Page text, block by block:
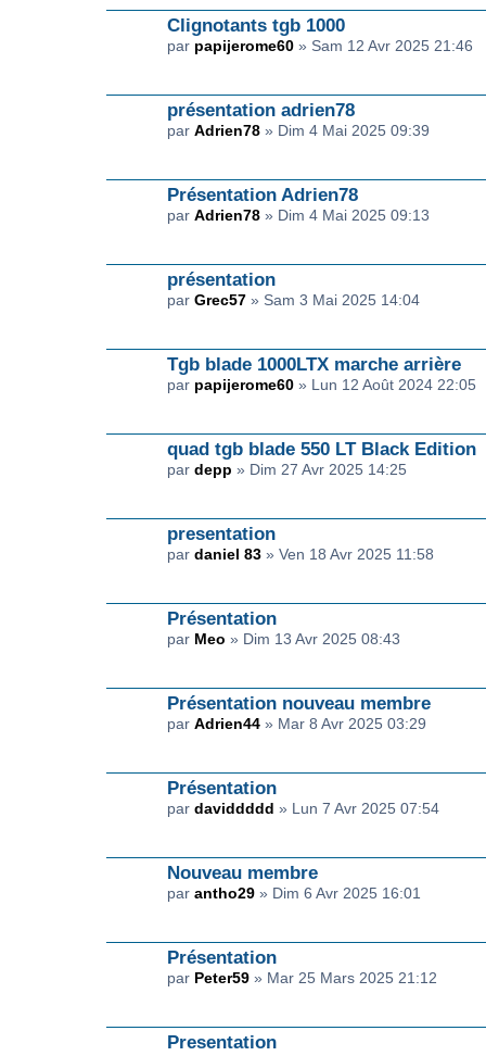
Clignotants tgb 1000
par papijerome60 » Sam 12 Avr 2025 21:46
présentation adrien78
par Adrien78 » Dim 4 Mai 2025 09:39
Présentation Adrien78
par Adrien78 » Dim 4 Mai 2025 09:13
présentation
par Grec57 » Sam 3 Mai 2025 14:04
Tgb blade 1000LTX marche arrière
par papijerome60 » Lun 12 Août 2024 22:05
quad tgb blade 550 LT Black Edition
par depp » Dim 27 Avr 2025 14:25
presentation
par daniel 83 » Ven 18 Avr 2025 11:58
Présentation
par Meo » Dim 13 Avr 2025 08:43
Présentation nouveau membre
par Adrien44 » Mar 8 Avr 2025 03:29
Présentation
par daviddddd » Lun 7 Avr 2025 07:54
Nouveau membre
par antho29 » Dim 6 Avr 2025 16:01
Présentation
par Peter59 » Mar 25 Mars 2025 21:12
Presentation